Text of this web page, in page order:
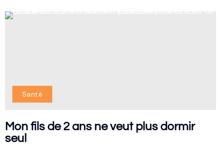
Santé
Mon fils de 2 ans ne veut plus dormir
seul